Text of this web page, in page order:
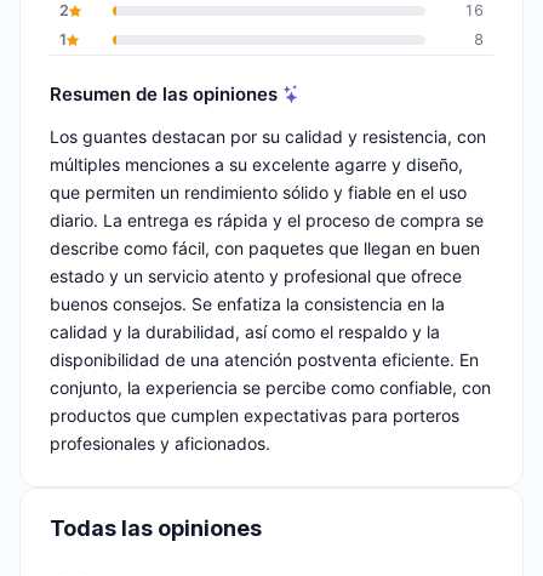
2
16
1
8
Resumen de las opiniones
Los guantes destacan por su calidad y resistencia, con
múltiples menciones a su excelente agarre y diseño,
que permiten un rendimiento sólido y fiable en el uso
diario. La entrega es rápida y el proceso de compra se
describe como fácil, con paquetes que llegan en buen
estado y un servicio atento y profesional que ofrece
buenos consejos. Se enfatiza la consistencia en la
calidad y la durabilidad, así como el respaldo y la
disponibilidad de una atención postventa eficiente. En
conjunto, la experiencia se percibe como confiable, con
productos que cumplen expectativas para porteros
profesionales y aficionados.
Todas las opiniones